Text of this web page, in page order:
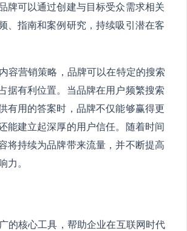
牌可以通过创建与目标受众需求相关
、指南和案例研究，持续吸引潜在客
容营销策略，品牌可以在特定的搜索
据有利位置。当品牌在用户频繁搜索
有用的答案时，品牌不仅能够赢得更
能建立起深厚的用户信任。随着时间
将持续为品牌带来流量，并不断提高
力。
的核心工具，帮助企业在互联网时代